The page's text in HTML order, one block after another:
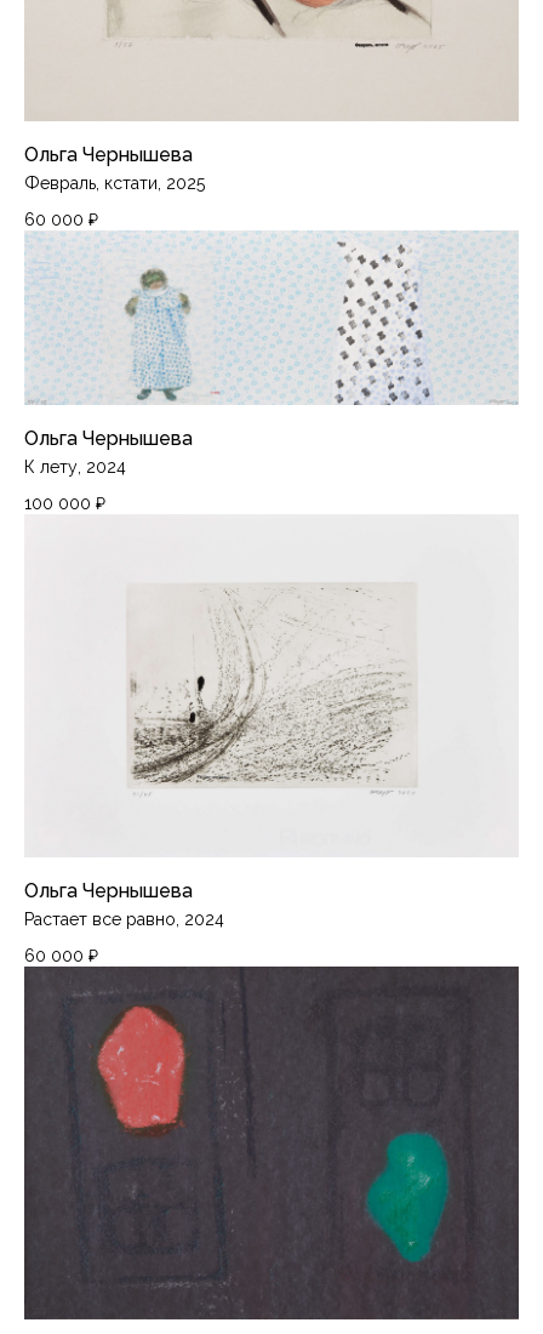
Ольга Чернышева
Февраль, кстати, 2025
60 000 ₽
Ольга Чернышева
К лету, 2024
100 000 ₽
Ольга Чернышева
Растает все равно, 2024
60 000 ₽